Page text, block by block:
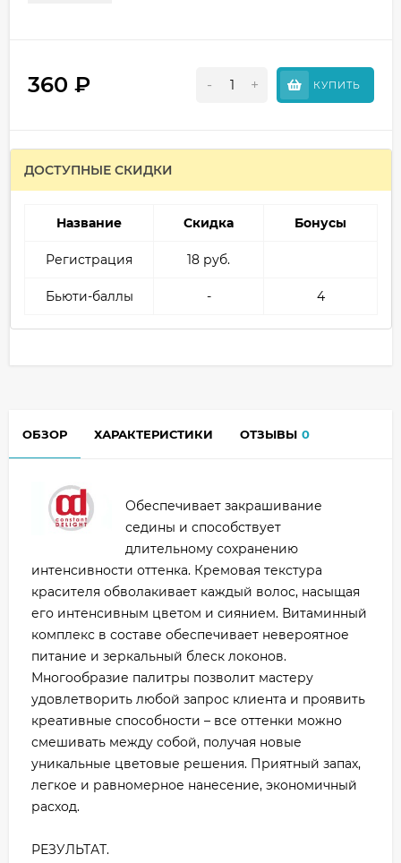
360 ₽ - + КУПИТЬ
ДОСТУПНЫЕ СКИДКИ
Название Скидка Бонусы
Регистрация 18 руб.
Бьюти-баллы - 4
ОБЗОР ХАРАКТЕРИСТИКИ ОТЗЫВЫ 0
Обеспечивает закрашивание
седины и способствует
длительному сохранению
интенсивности оттенка. Кремовая текстура
красителя обволакивает каждый волос, насыщая
его интенсивным цветом и сиянием. Витаминный
комплекс в составе обеспечивает невероятное
питание и зеркальный блеск локонов.
Многообразие палитры позволит мастеру
удовлетворить любой запрос клиента и проявить
креативные способности – все оттенки можно
смешивать между собой, получая новые
уникальные цветовые решения. Приятный запах,
легкое и равномерное нанесение, экономичный
расход.
РЕЗУЛЬТАТ.